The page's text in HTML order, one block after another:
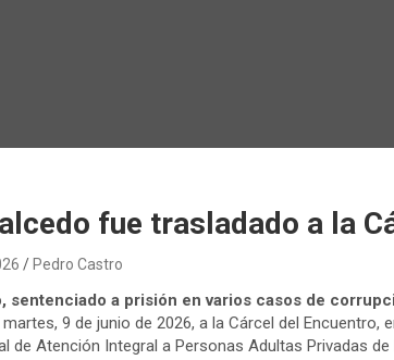
fue trasladado a la
Pedro Castro
sentenciado a prisión en varios casos de
9 de junio de 2026, a la Cárcel del Encuentro,
de Atención Integral a Personas Adultas Privadas